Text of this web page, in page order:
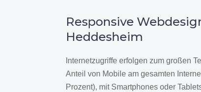
Responsive
Heddesheim
Internetzugriffe erfolgen zum großen
Anteil von Mobile am gesamten
Prozent), mit Smartphones oder